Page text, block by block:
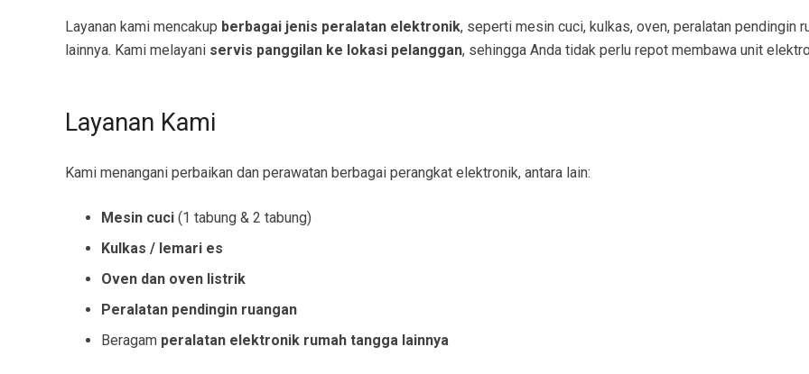
Layanan kami mencakup berbagai jenis peralatan elektronik, seperti mesin cuci, kulkas, oven, peralatan pendingin
lainnya. Kami melayani servis panggilan ke lokasi pelanggan, sehingga Anda tidak perlu repot membawa unit
Layanan Kami
Kami menangani perbaikan dan perawatan berbagai perangkat elektronik, antara lain:
Mesin cuci (1 tabung & 2 tabung)
Kulkas / lemari es
Oven dan oven listrik
Peralatan pendingin ruangan
Beragam peralatan elektronik rumah tangga lainnya